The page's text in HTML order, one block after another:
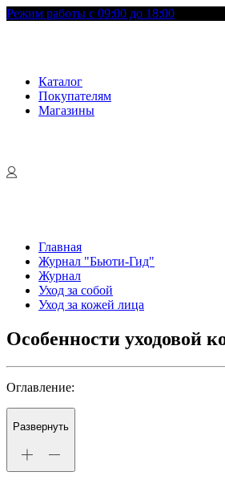
Режим работы с 09:00 до 18:00
Каталог
Покупателям
Магазины
Главная
Журнал "Бьюти-Гид"
Журнал
Уход за собой
Уход за кожей лица
Особенности уходовой
Оглавление:
Развернуть